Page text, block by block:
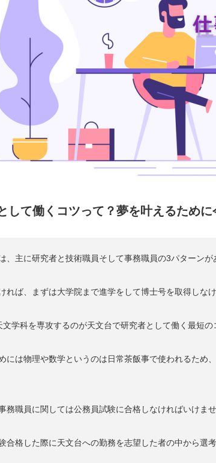
して働くコツって？夢を叶えるため
、主に研究者と技術職員そして事務職員の3パターンが
れば、まずは大学院まで進学をして博士号を取得しなけ
学科を専攻するのが天文台で研究者として働く最短の
には物理や数学というのは日常茶飯事で使われるため
務職員に関しては公務員試験に合格しなければいけませ
合格した際に天文台への勤務を志望した者の中から選考